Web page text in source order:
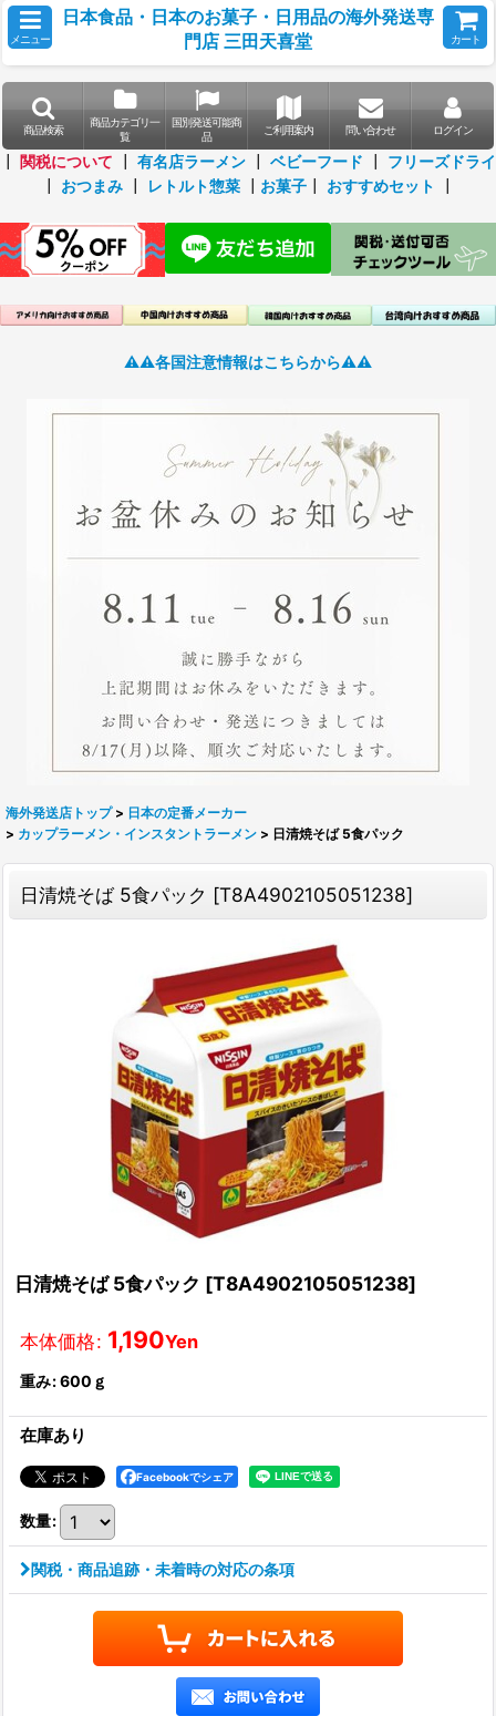
メニュー
日本食品・日本のお菓子・日用品の海外発送専
門店 三田天喜堂
カート
商品検索
商品カテゴリ一
覧
国別発送可能商
品
ご利用案内 問い合わせ ログイン
関税について 有名店ラーメン ベビーフード
フリーズドライ
おつまみ レトルト惣菜 お菓子 おすすめセット
⚠️⚠️各国注意情報はこちらから⚠️⚠️
海外発送店トップ > 日本の定番メーカー
> カップラーメン・インスタントラーメン > 日清焼そば 5食パック
日清焼そば 5食パック [T8A4902105051238]
日清焼そば 5食パック [T8A4902105051238]
本体価格: 1,190Yen
重み:600ｇ
在庫あり
Facebookでシェア
数量:
関税・商品追跡・未着時の対応の条項